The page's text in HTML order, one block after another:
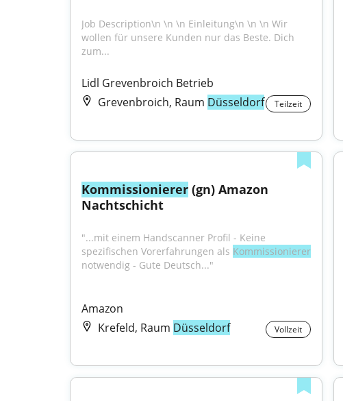
Job Description\n \n \n Einleitung\n \n \n Wir
wollen für unsere Kunden nur das Beste. Dich
zum...
Lidl Grevenbroich Betrieb
Grevenbroich, Raum Düsseldorf Teilzeit
Kommissionierer (gn) Amazon
Nachtschicht
"...mit einem Handscanner Profil - Keine
spezifischen Vorerfahrungen als Kommissionierer
notwendig - Gute Deutsch..."
Amazon
Krefeld, Raum Düsseldorf Vollzeit